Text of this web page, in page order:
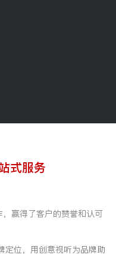
式服务
赢得了客户的赞誉和认可
定位，用创意视听为品牌助